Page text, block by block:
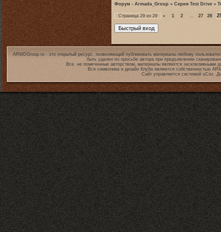
Форум - Armada_Group » Серия Test Drive »
Страница 29 из 29 « 1 2 … 27 28
ARMDGroup.ru - это открытый ресурс, позволяющий публиковать материалы любому
быть удален по просьбе автора при предъявлении
Все, не помеченные авторством, материалы являются эксклюзивными
Вся символика и дизайн Клуба являются собственностью
Сайт управляется системой uCoz.